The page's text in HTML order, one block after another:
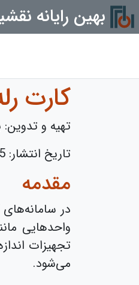
بهین رایانه
کارت
تهیه و
تاریخ انتشار:
مقدمه
در
واحدهایی
تجهیزات
می‌شود.